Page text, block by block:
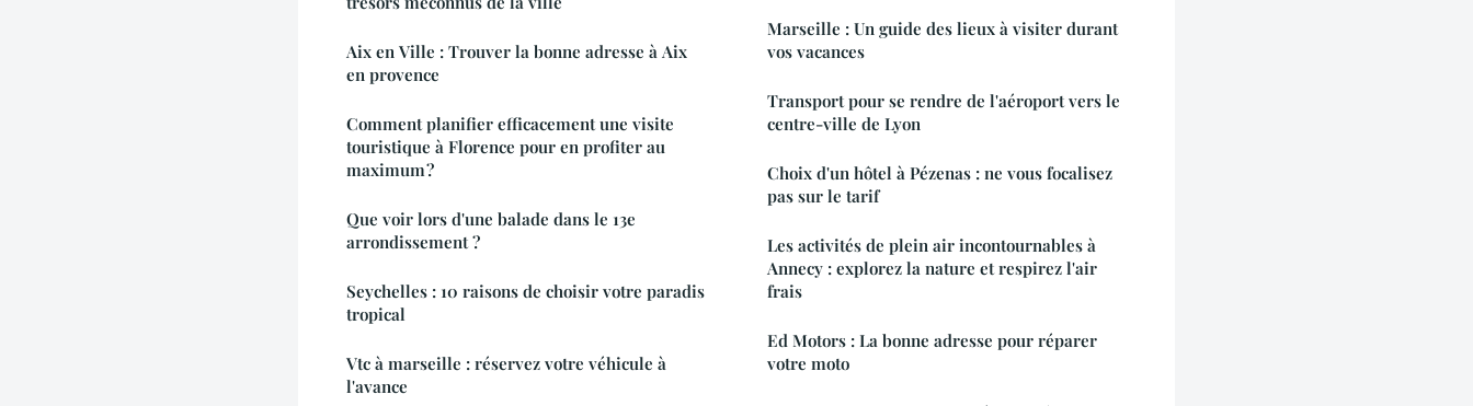
Aix en Ville : Trouver la bonne adresse à Aix
en provence
Comment planifier efficacement une visite
touristique à Florence pour en profiter au
maximum ?
Que voir lors d'une balade dans le 13e
arrondissement ?
Seychelles : 10 raisons de choisir votre paradis
tropical
Vtc à marseille : réservez votre véhicule à
l'avance
Marseille : Un guide des lieux à visiter durant
vos vacances
Transport pour se rendre de l'aéroport vers le
centre-ville de Lyon
Choix d'un hôtel à Pézenas : ne vous focalisez
pas sur le tarif
Les activités de plein air incontournables à
Annecy : explorez la nature et respirez l'air
frais
Ed Motors : La bonne adresse pour réparer
votre moto